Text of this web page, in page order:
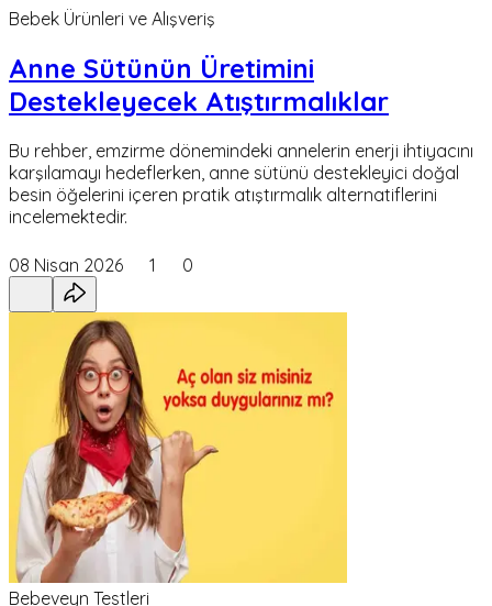
Bebek Ürünleri ve Alışveriş
Anne Sütünün Üretimini
Destekleyecek Atıştırmalıklar
Bu rehber, emzirme dönemindeki annelerin enerji ihtiyacını
karşılamayı hedeflerken, anne sütünü destekleyici doğal
besin öğelerini içeren pratik atıştırmalık alternatiflerini
incelemektedir.
08 Nisan 2026 1 0
Bebeveyn Testleri